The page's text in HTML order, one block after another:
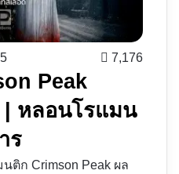
7,176
Peak
| หลอนโรแมน
ร
ติก Crimson Peak ผล